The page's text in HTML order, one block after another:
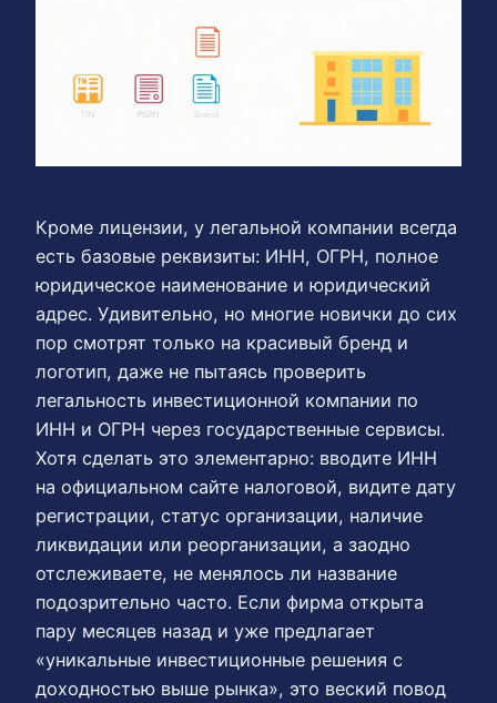
Кроме лицензии, у легальной компании всегда
есть базовые реквизиты: ИНН, ОГРН, полное
юридическое наименование и юридический
адрес. Удивительно, но многие новички до сих
пор смотрят только на красивый бренд и
логотип, даже не пытаясь проверить
легальность инвестиционной компании по
ИНН и ОГРН через государственные сервисы.
Хотя сделать это элементарно: вводите ИНН
на официальном сайте налоговой, видите дату
регистрации, статус организации, наличие
ликвидации или реорганизации, а заодно
отслеживаете, не менялось ли название
подозрительно часто. Если фирма открыта
пару месяцев назад и уже предлагает
«уникальные инвестиционные решения с
доходностью выше рынка», это веский повод